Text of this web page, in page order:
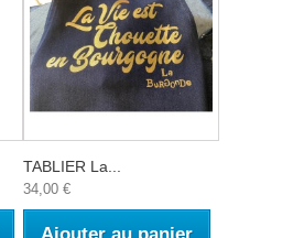
TABLIER La...
34,00 €